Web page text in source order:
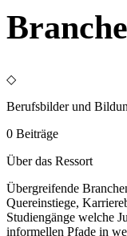
Branche
◇
Berufsbilder und
0 Beiträge
Über das Ressort
Übergreifende
Quereinstiege,
Studiengänge welche
informellen Pfade in